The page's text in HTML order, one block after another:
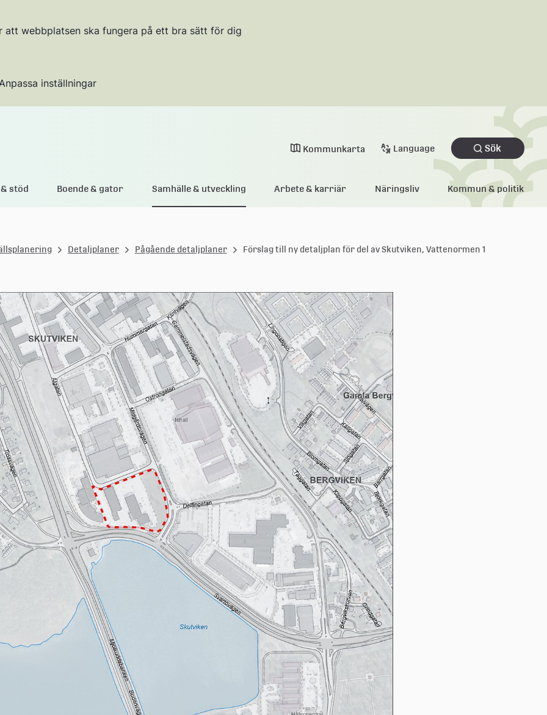
att webbplatsen ska fungera på ett bra sätt för dig
inställningar
Kommunkarta Language Sök
stöd Boende & gator Samhälle & utveckling Arbete & karriär Näringsliv Kommun & politik
Detaljplaner Pågående detaljplaner Förslag till ny detaljplan för del av Skutviken, Vattenormen 1